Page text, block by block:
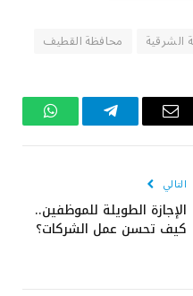
الشرقية محافظة القطيف
البريد
تيلقرام واتساب
التالي
الإجازة الطويلة للموظفين..
كيف تحسن عمل الشركات؟